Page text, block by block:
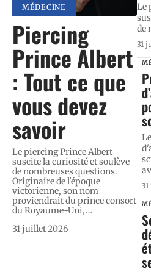
MÉDECINE
Piercing
Prince Albert
: Tout ce que
vous devez
savoir
Le piercing Prince Albert
suscite la curiosité et soulève
de nombreuses questions.
Originaire de l'époque
victorienne, son nom
proviendrait du prince consort
du Royaume-Uni,…
31 juillet 2026
Le
de
31